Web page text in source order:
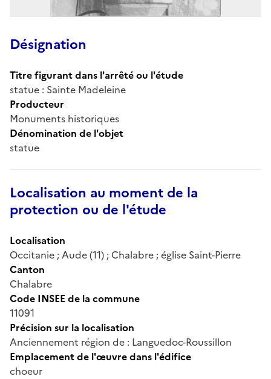
Désignation
Titre figurant dans l'arrêté ou l'étude
statue : Sainte Madeleine
Producteur
Monuments historiques
Dénomination de l'objet
statue
Localisation au moment de la
protection ou de l'étude
Localisation
Occitanie ; Aude (11) ; Chalabre ; église Saint-Pierre
Canton
Chalabre
Code INSEE de la commune
11091
Précision sur la localisation
Anciennement région de : Languedoc-Roussillon
Emplacement de l'œuvre dans l'édifice
choeur